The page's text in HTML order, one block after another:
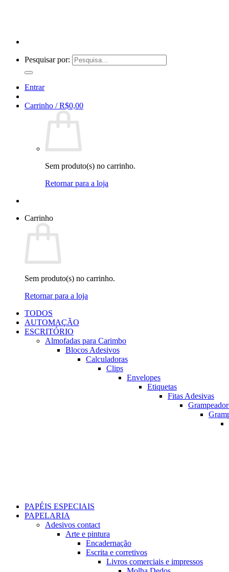
Pesquisar por:
Entrar
Carrinho /R$0,00
Sem produto(s) no carrinho.
Retornar para a loja
Carrinho
Sem produto(s) no carrinho.
Retornar para a loja
TODOS
AUTOMAÇÃO
ESCRITÓRIO
Almofadas para Carimbo
Blocos Adesivos
Calculadoras
Clips
Envelopes
Etiquetas
Fitas Adesivas
PAPÉIS ESPECIAIS
PAPELARIA
Adesivos contact
Arte e pintura
Encadernação
Escrita e corretivos
Livros comerciais e impressos